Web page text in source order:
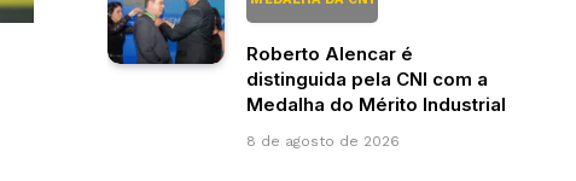
Roberto Alencar é
distinguida pela CNI com a
Medalha do Mérito Industrial
8 de agosto de 2026